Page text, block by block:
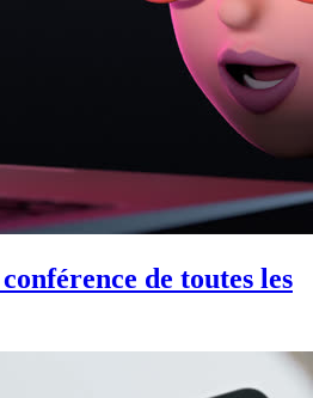
de toutes les